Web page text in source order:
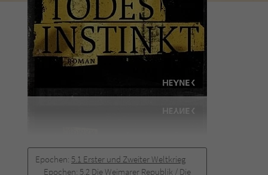
Epochen: 5.1 Erster und Zweiter Weltkrieg
Epochen: 5.2 Die Weimarer Republik / Die